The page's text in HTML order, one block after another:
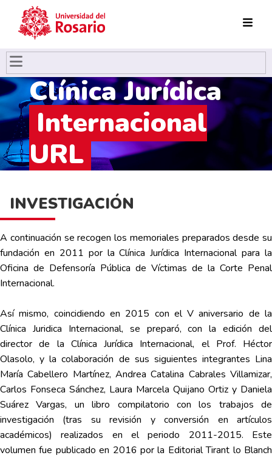
Pasar al contenido principal
Clínica Jurídica
Internacional
URL
INVESTIGACIÓN
A continuación se recogen los memoriales preparados desde su
fundación en 2011 por la Clínica Jurídica Internacional para la
Oficina de Defensoría Pública de Víctimas de la Corte Penal
Internacional.
Así mismo, coincidiendo en 2015 con el V aniversario de la
Clínica Juridica Internacional, se preparó, con la edición del
director de la Clínica Jurídica Internacional, el Prof. Héctor
Olasolo, y la colaboración de sus siguientes integrantes Lina
María Cabellero Martínez, Andrea Catalina Cabrales Villamizar,
Carlos Fonseca Sánchez, Laura Marcela Quijano Ortiz y Daniela
Suárez Vargas, un libro compilatorio con los trabajos de
investigación (tras su revisión y conversión en artículos
académicos) realizados en el periodo 2011-2015. Este
volumen fue publicado en 2016 por la Editorial Tirant lo Blanch